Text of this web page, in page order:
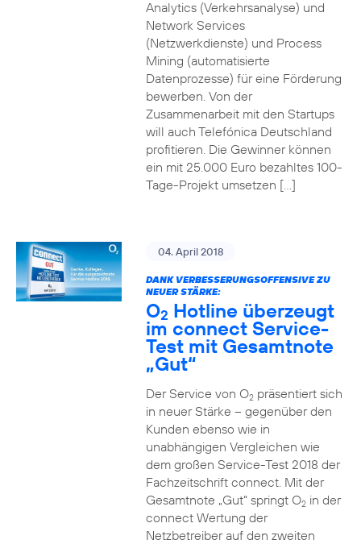
Analytics (Verkehrsanalyse) und
Network Services
(Netzwerkdienste) und Process
Mining (automatisierte
Datenprozesse) für eine Förderung
bewerben. Von der
Zusammenarbeit mit den Startups
will auch Telefónica Deutschland
profitieren. Die Gewinner können
ein mit 25.000 Euro bezahltes 100-
Tage-Projekt umsetzen […]
04. April 2018
DANK VERBESSERUNGSOFFENSIVE ZU
NEUER STÄRKE:
O2 Hotline überzeugt
im connect Service-
Test mit Gesamtnote
„Gut“
Der Service von O2präsentiert sich
in neuer Stärke – gegenüber den
Kunden ebenso wie in
unabhängigen Vergleichen wie
dem großen Service-Test 2018 der
Fachzeitschrift connect. Mit der
Gesamtnote „Gut“ springt O2in der
connect Wertung der
Netzbetreiber auf den zweiten